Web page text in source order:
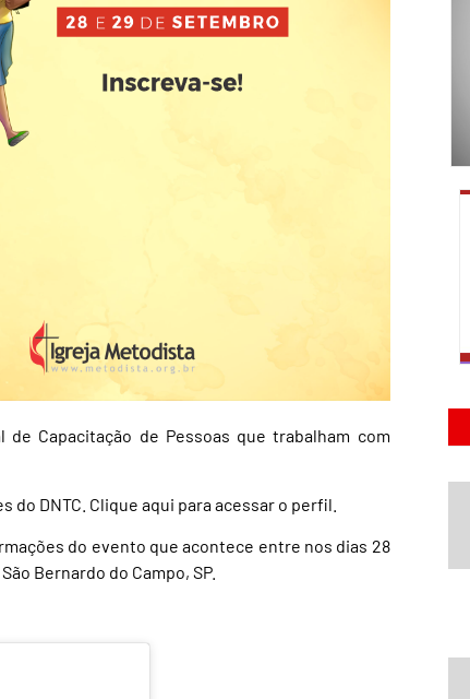
Capacitação de Pessoas que trabalham com
do DNTC. Clique aqui para acessar o perfil.
do evento que acontece entre nos dias 28
Bernardo do Campo, SP.